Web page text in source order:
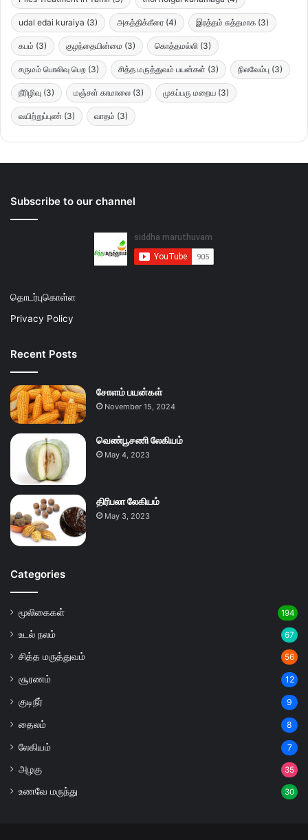
udal edai kuraiya (3) அகத்திக்கீரை (4) இரத்தம் சுத்தமாக (3)
கபம் (3) குழந்தையின்மை (3) கொத்தமல்லி (3)
சருமம் பொலிவு பெற (3) சித்த மருத்துவம் பயன்கள் (3) நிலவேம்பு (3)
நீரிழிவு (3) மஞ்சள் காமாலை (3) முகப்பரு மறைய (3)
வயிற்றுப்புண் (3) வாதம் (3)
Subscribe to our channel
தொடர்புகொள்ள
Privacy Policy
Recent Posts
சோளம் பயன்கள்
November 15, 2024
வெண்பூசணி லேகியம்
May 4, 2023
திரிபலா லேகியம்
May 3, 2023
Categories
மூலிகைகள் 194
உடல் நலம் 67
சித்த மருத்துவம் 56
சூரணம் 12
குடிநீர் 9
தைலம் 8
லேகியம் 7
அழகு 35
உணவே மருந்து 30